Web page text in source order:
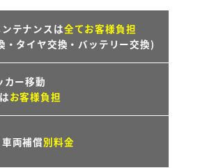
テナンスは全てお客様負担
・タイヤ交換・バッテリー交換)
カー移動
お客様負担
両補償別料金